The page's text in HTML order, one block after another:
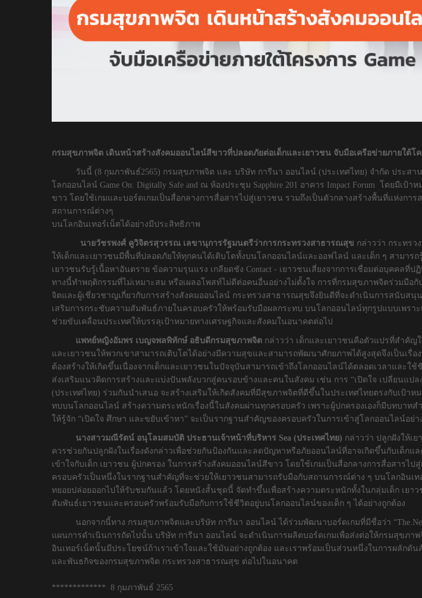
กรมสุขภาพจิต เดินหน้าสร้างสังคมออนไลน์สีขาวที่ปลอดภัยต่อเด็กและเยาวชน จับมือเครือข่ายภายใต้โค
วันนี้ (8 กุมภาพันธ์2565) กรมสุขภาพจิต และ บริษัท การีนา ออนไลน์ (ประเทศไทย) จำกัด ประ
โลกออนไลน์ Game On: Digitally Safe and ณ ห้องประชุม Sapphire 201 อาคาร Impact Forum โดยมี
ขาว โดยใช้เกมและบอร์ดเกมเป็นสื่อกลางการสื่อสารไปสู่เยาวชน รวมถึงเป็นตัวกลางสร้างพื้นที่แห่ง
สถานการณ์ต่างๆ
บนโลกอินเทอร์เน็ตได้อย่างมีประสิทธิภาพ
นายวัชรพงศ์ คูวิจิตรสุวรรณ เลขานุการรัฐมนตรีว่าการกระทรวงสาธารณสุข กล่าวว่า กระทร
ให้เด็กและเยาวชนมีพื้นที่ปลอดภัยให้ทุกคนได้เติบโตทั้งบนโลกออนไลน์และออฟไลน์ และเด็ก ๆ สามารถ
เยาวชนรับรู้เนื้อหาอันตราย ข้อความรุนแรง เกลียดชัง Contact - เยาวชนเสี่ยงจากการเชื่อมต่อบุคคลที่
ทางนี้ทำพฤติกรรมที่ไม่เหมาะสม หรือเผลอโพสท์ไม่ดีต่อคนอื่นอย่างไม่ตั้งใจ การที่กรมสุขภาพจิตร่วมมื
จิตและผู้เชี่ยวชาญเกี่ยวกับการสร้างสังคมออนไลน์ กระทรวงสาธารณสุขจึงยินดีที่จะดำเนินการสนับส
เสริมการกระชับความสัมพันธ์ภายในครอบครัวให้พร้อมรับมือผลกระทบ บนโลกออนไลน์ทุกรูปแบบเพร
ช่วยขับเคลื่อนประเทศให้บรรลุเป้าหมายทางเศรษฐกิจและสังคมในอนาคตต่อไป
แพทย์หญิงอัมพร เบญจพลพิทักษ์ อธิบดีกรมสุขภาพจิต กล่าวว่า เด็กและเยาวชนคือตัวแปรที่สำคั
และเยาวชนให้พวกเขาสามารถเติบโตได้อย่างมีความสุขและสามารถพัฒนาศักยภาพได้สูงสุดจึงเป็นเ
ต้องสร้างให้เกิดขึ้นเนื่องจากเด็กและเยาวชนในปัจจุบันสามารถเข้าถึงโลกออนไลน์ได้ตลอดเวลาแล
ส่งเสริมแนวคิดการสร้างและแบ่งปันพลังบวกสู่คนรอบข้างและคนในสังคม เช่น การ “เปิดใจ เปลี่ยนแ
(ประเทศไทย) ร่วมกันนำเสนอ จะสร้างเสริมให้เกิดสังคมที่มีสุขภาพจิตที่ดีขึ้นในประเทศไทยตรงกับเป้
ทบบนโลกออนไลน์ สร้างความตระหนักเรื่องนี้ในสังคมผ่านทุกครอบครัว เพราะผู้ปกครองเองก็มีบทบา
ให้รู้จัก “เปิดใจ ศึกษา และขยับเข้าหา” จะเป็นรากฐานสำคัญของครอบครัวในการเข้าสู่โลกออนไลน์อย่า
นางสาวมณีรัตน์ อนุโลมสมบัติ ประธานเจ้าหน้าที่บริหาร Sea (ประเทศไทย) กล่าวว่า ปลูกฝังให้เ
ควรช่วยกันปลูกฝังในเรื่องดังกล่าวเพื่อช่วยกันป้องกันและลดปัญหาหรือภัยออนไลน์ที่อาจเกิดขึ้นกับเด็กและ
เข้าใจกับเด็ก เยาวชน ผู้ปกครอง ในการสร้างสังคมออนไลน์สีขาว โดยใช้เกมเป็นสื่อกลางการสื่อสารไ
ครอบครัวเป็นหนึ่งในรากฐานสำคัญที่จะช่วยให้เยาวชนสามารถรับมือกับสถานการณ์ต่าง ๆ บนโลกอินเท
ทยอยปล่อยออกไปให้รับชมกันแล้ว โดยหนังสั้นชุดนี้ จัดทำขึ้นเพื่อสร้างความตระหนักทั้งในกลุ่มเด็ก เย
สัมพันธ์เยาวชนและครอบครัวพร้อมรับมือกับการใช้ชีวิตอยู่บนโลกออนไลน์ของเด็ก ๆ ได้อย่างถูกต้อง
นอกจากนี้ทาง กรมสุขภาพจิตและบริษัท การีนา ออนไลน์ ได้ร่วมพัฒนาบอร์ดเกมที่มีชื่อว่า “The.Net
แผนการดำเนินการถัดไปนั้น บริษัท การีนา ออนไลน์ จะดำเนินการผลิตบอร์ดเกมเพื่อส่งต่อให้กรมสุขภา
อินเทอร์เน็ตนั้นมีประโยชน์ถ้าเราเข้าใจและใช้มันอย่างถูกต้อง และเราพร้อมเป็นส่วนหนึ่งในการผลัก
และพันธกิจของกรมสุขภาพจิต กระทรวงสาธารณสุข ต่อไปในอนาคต
************* 8 กุมภาพันธ์ 2565